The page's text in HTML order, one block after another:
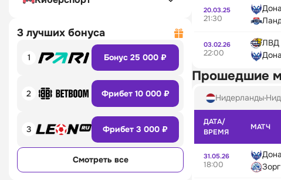
3 лучших бонуса
1 Бонус 25 000 ₽
2 Фрибет 10 000 ₽
3 Фрибет 3 000 ₽
Смотреть все
20.03.25
21:30
03.02.26
22:00
ЛВД
Прошедшие
Нидерланды
ДАТА/
ВРЕМЯ
МАТЧ
31.05.26
18:00